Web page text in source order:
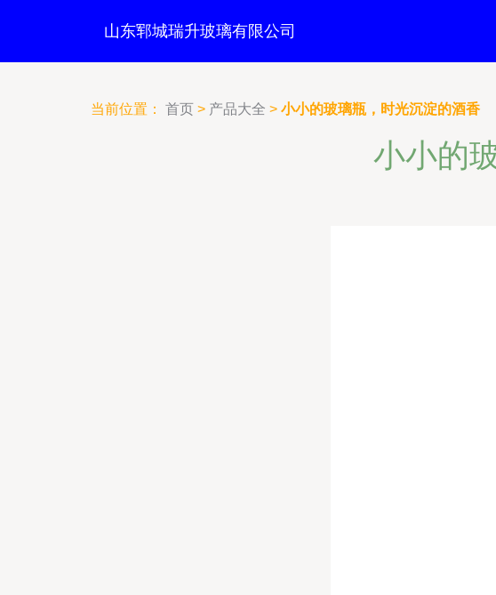
山东郓城瑞升玻璃有限公司
当前位置： 首页 > 产品大全 > 小小的玻璃瓶，时光沉淀的酒香
小小的